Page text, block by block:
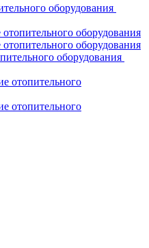
оборудования
оборудования
оборудования
оборудования
отопительного
отопительного